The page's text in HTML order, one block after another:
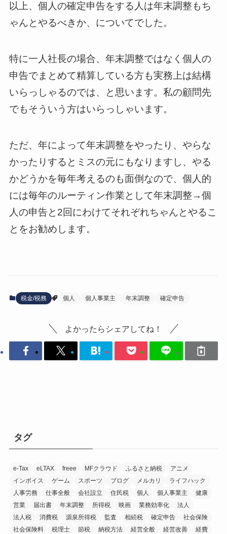
以上、個人の確定申告をする人は年末調整もち
ゃんとやるべきか、についてでした。
特に一人社長の場合、年末調整ではなく個人の
申告でまとめて精算している方も実務上は結構
いらっしゃるのでは、と思います。私の顧問先
でもそういう方はいらっしゃいます。
ただ、年によって年末調整をやったり、やらな
かったりするとミスの元にもなりますし、やる
かどうかを毎年考えるのも面倒なので、個人的
には毎年のルーティン作業として年末調整→個
人の申告と2回にわけてそれぞれちゃんとやるこ
とをお勧めします。
税金/税務 個人 個人事業主 年末調整 確定申告
よかったらシェアしてね！
タグ
e-Tax eLTAX freee MFクラウド ふるさと納税
アニメ
インボイス
ゲーム スポーツ ブログ メルカリ
ライフハック
人事労務
仕事全般 会社設立 住民税 個人 個人事業主
健康
営業
届出書 年末調整 所得税 映画 業務効率化
法人
法人税
消費税 源泉所得税 監査 相続税 確定申告
社会保険
社会保険料
税理士 節税 納税方法 経営全般 経営改善
経費